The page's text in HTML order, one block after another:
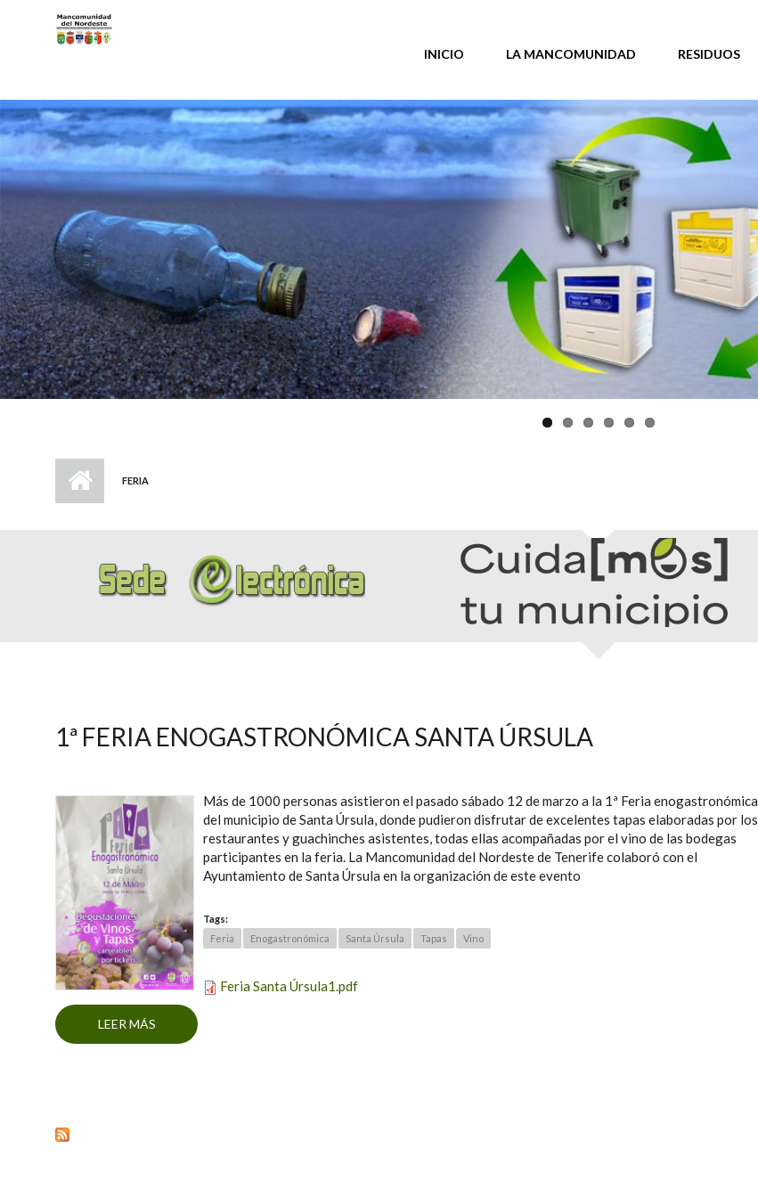
INICIO LA MANCOMUNIDAD RESIDUOS
FERIA
1ª FERIA ENOGASTRONÓMICA SANTA ÚRSULA
Más de 1000 personas asistieron el pasado sábado 12 de marzo a la 1ª Feria enogastronómica
del municipio de Santa Úrsula, donde pudieron disfrutar de excelentes tapas elaboradas por los
restaurantes y guachinches asistentes, todas ellas acompañadas por el vino de las bodegas
participantes en la feria. La Mancomunidad del Nordeste de Tenerife colaboró con el
Ayuntamiento de Santa Úrsula en la organización de este evento
Tags:
Feria
Enogastronómica Santa Úrsula Tapas Vino
Feria Santa Úrsula1.pdf
LEER MÁS SOBRE 1ª FERIA ENOGASTRONÓMICA SANTA ÚRSULA